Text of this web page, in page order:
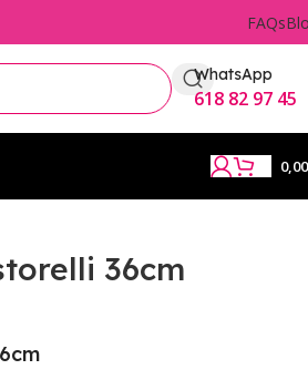
FAQs
WhatsApp
618 82 97 45
36cm